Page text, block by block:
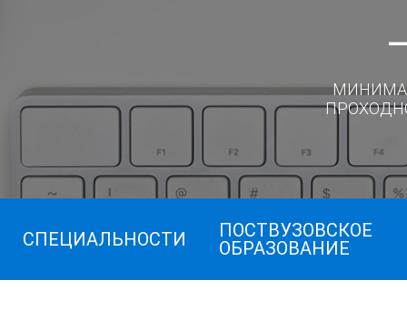
СПЕЦИАЛЬНОСТИ
ПОСТВУЗОВСКОЕ
ОБРАЗОВАНИЕ